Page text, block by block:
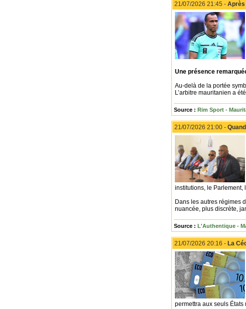
21/07/2026 21:45 - Après
Une présence
Au-delà de la portée
L’arbitre mauritanien a
Source : Rim Sport -
21/07/2026 21:00 -
institutions, le Parlement,
Dans les autres régimes
nuancée, plus discrète,
Source : L'Authentique -
21/07/2026 20:16 - La
permettra aux seuls